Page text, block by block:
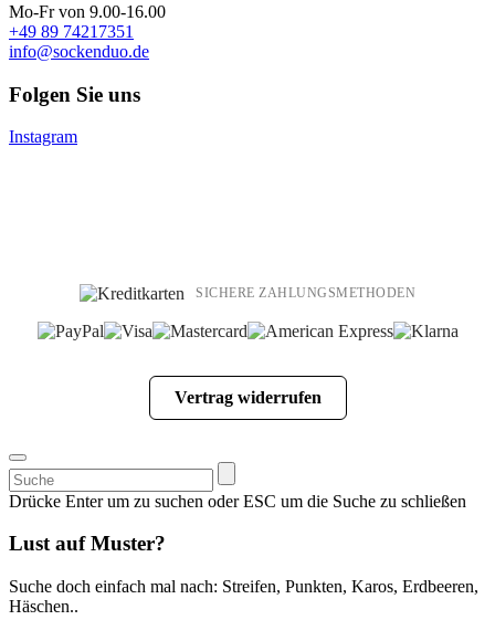
Mo-Fr von 9.00-16.00
+49 89 74217351
info@sockenduo.de
Folgen Sie uns
Instagram
SICHERE ZAHLUNGSMETHODEN
Vertrag widerrufen
Suchen
nach:
Drücke Enter um zu suchen oder ESC um die Suche zu schließen
Lust auf Muster?
Suche doch einfach mal nach: Streifen, Punkten, Karos, Erdbeeren,
Häschen..